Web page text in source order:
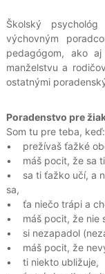
Školský
výchovným
pedagógom, ako
manželstvu a
ostatnými
Poradenstvo pre
Som tu pre teba, keď:
• prežívaš ťažké
• máš pocit, že sa ti
• sa ti ťažko učí, a
sa,
• ťa niečo trápi a
• máš pocit, že nie
• si nezapadol
• máš pocit, že
• ti niekto ubližuje,